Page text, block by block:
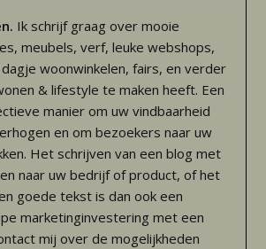
Ik schrijf graag over mooie
meubels, verf, leuke webshops,
woonwinkelen, fairs, en verder
& lifestyle te maken heeft. Een
manier om uw vindbaarheid
en om bezoekers naar uw
Het schrijven van een blog met
naar uw bedrijf of product, of het
goede tekst is dan ook een
marketinginvestering met een
mij over de mogelijkheden